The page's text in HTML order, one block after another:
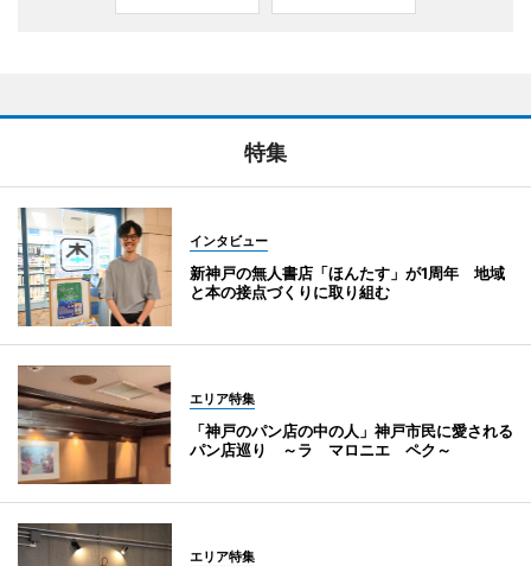
特集
インタビュー
新神戸の無人書店「ほんたす」が1周年 地域
と本の接点づくりに取り組む
エリア特集
「神戸のパン店の中の人」神戸市民に愛される
パン店巡り ～ラ マロニエ ペク～
エリア特集